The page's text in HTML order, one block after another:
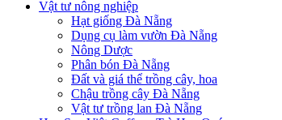
Vật tư nông nghiệp
Hạt giống Đà Nẵng
Dụng cụ làm vườn Đà Nẵng
Nông Dược
Phân bón Đà Nẵng
Đất và giá thể trồng cây, hoa
Chậu trồng cây Đà Nẵng
Vật tư trồng lan Đà Nẵng